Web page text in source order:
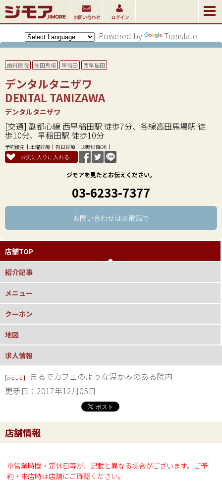
Powered by Translate
歯科医院 高田馬場 早稲田 西早稲田
デンタルタニザワ
DENTAL TANIZAWA
デンタルタニザワ
[交通] 副都心線 西早稲田駅 徒歩7分、各線高田馬場駅 徒
歩10分、早稲田駅 徒歩10分
予約優先 土曜診療 祝日診療 18時以降OK
お気に入りに入れる
ジモアを見たとお伝えください。
03-6233-7377
お問い合わせはお電話で
店舗TOP
紹介記事
メニュー
クーポン
地図
求人情報
ひとこと
まるでカフェのような温かみのある院内
更新日：2017年12月05日
店舗情報
※営業時間・定休日等が、記載と異なる場合がございます。ご予
約・来店時は店舗にご確認ください。